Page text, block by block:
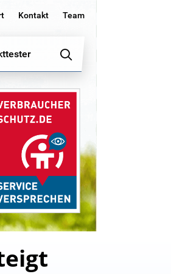
Kontakt Team